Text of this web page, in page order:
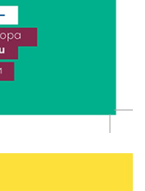
получил бизнес
Тверской